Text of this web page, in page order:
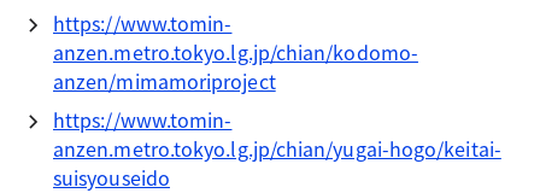
https://www.tomin-
anzen.metro.tokyo.lg.jp/chian/kodomo-
anzen/mimamoriproject
https://www.tomin-
anzen.metro.tokyo.lg.jp/chian/yugai-hogo/keitai-
suisyouseido